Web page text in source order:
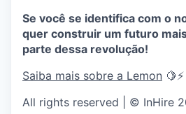
Se você se identifica com o
quer construir um futuro
parte dessa revolução!
Saiba mais sobre a Lemon 🍋⚡
All rights reserved | © InHire